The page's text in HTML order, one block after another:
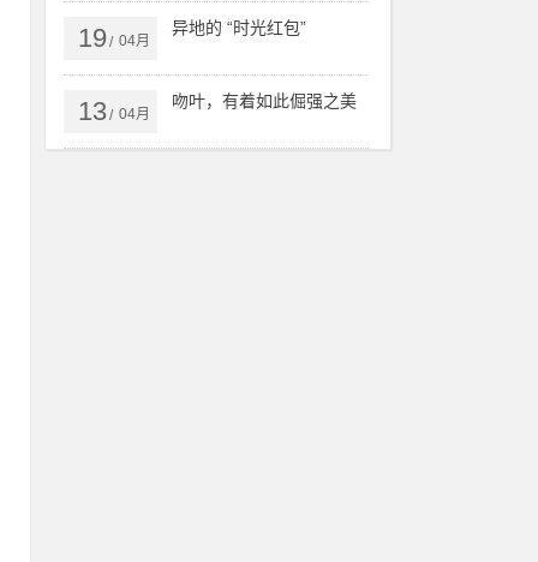
19/ 04月
异地的 “时光红包”
13/ 04月
吻叶，有着如此倔强之美